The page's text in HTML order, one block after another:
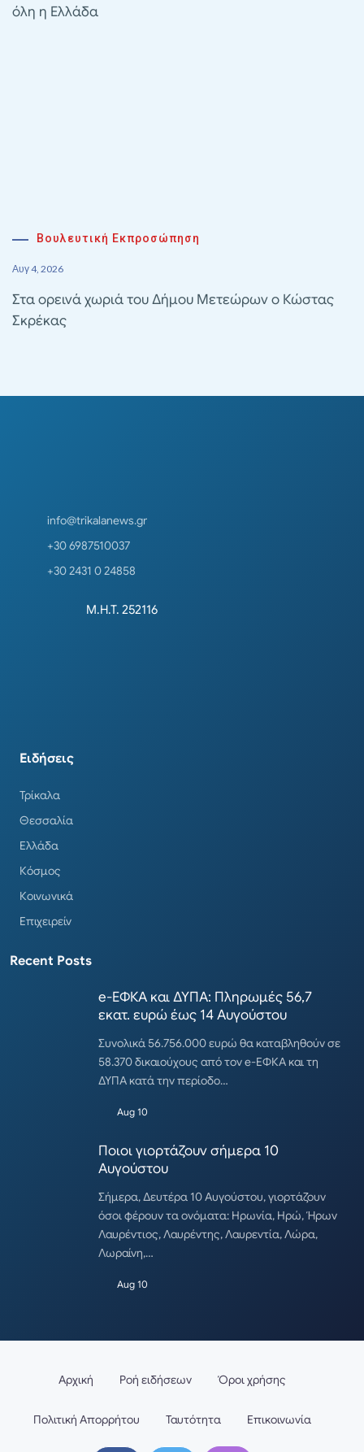
όλη η Ελλάδα
Βουλευτική Εκπροσώπηση
Αυγ 4, 2026
Στα ορεινά χωριά του Δήμου Μετεώρων ο Κώστας
Σκρέκας
info@trikalanews.gr
+30 6987510037
+30 2431 0 24858
Μ.Η.Τ. 252116
Ειδήσεις
Τρίκαλα
Θεσσαλία
Ελλάδα
Κόσμος
Κοινωνικά
Επιχειρείν
Recent Posts
e-ΕΦΚΑ και ΔΥΠΑ: Πληρωμές 56,7
εκατ. ευρώ έως 14 Αυγούστου
Συνολικά 56.756.000 ευρώ θα καταβληθούν σε
58.370 δικαιούχους από τον e-ΕΦΚΑ και τη
ΔΥΠΑ κατά την περίοδο…
Aug 10
Ποιοι γιορτάζουν σήμερα 10
Αυγούστου
Σήμερα, Δευτέρα 10 Αυγούστου, γιορτάζουν
όσοι φέρουν τα ονόματα: Ηρωνία, Ηρώ, Ήρων
Λαυρέντιος, Λαυρέντης, Λαυρεντία, Λώρα,
Λωραίνη,…
Aug 10
Αρχική Ροή ειδήσεων Όροι χρήσης
Πολιτική Απορρήτου Ταυτότητα Επικοινωνία